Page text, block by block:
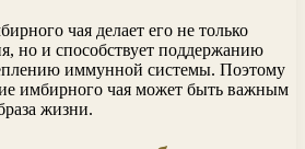
чая делает его не только
но и способствует поддержанию
иммунной системы. Поэтому
имбирного чая может быть важным
жизни.